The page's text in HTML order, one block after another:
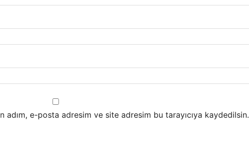
adım, e-posta adresim ve site adresim bu tarayıcıya kaydedilsin.